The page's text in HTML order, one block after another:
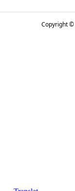
Copyright ©